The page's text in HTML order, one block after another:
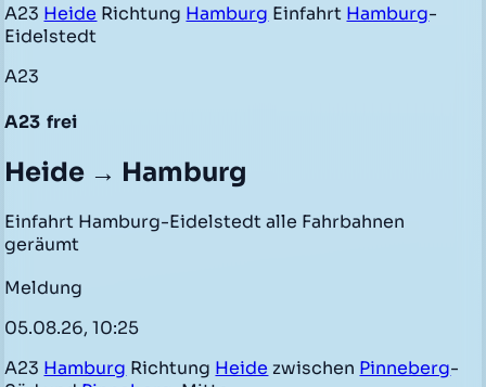
A23 Heide Richtung Hamburg Einfahrt Hamburg-
Eidelstedt
A23
A23 frei
Heide → Hamburg
Einfahrt Hamburg-Eidelstedt alle Fahrbahnen
geräumt
Meldung
05.08.26, 10:25
A23 Hamburg Richtung Heide zwischen Pinneberg-